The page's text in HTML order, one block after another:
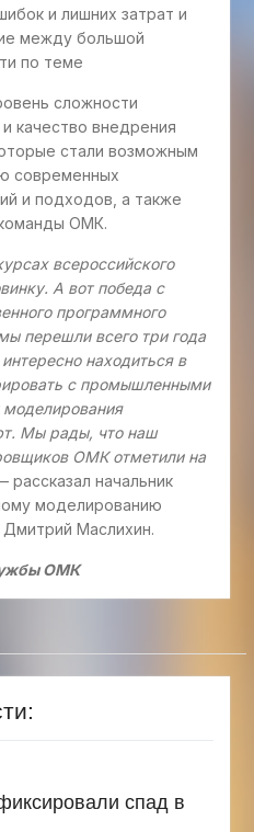
и лишних затрат и
между большой
по теме
сложности
качество внедрения
стали возможным
современных
и подходов, а также
ОМК.
всероссийского
А вот победа с
программного
перешли всего три года
находиться в
с промышленными
Мы рады, что наш
ОМК отметили на
рассказал начальник
моделированию
Маслихин.
ОМК
спад в